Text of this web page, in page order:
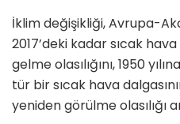
İklim değişikliği, Avrupa-
2017’deki kadar sıcak
gelme olasılığını, 1950
tür bir sıcak hava
yeniden görülme olasılığı